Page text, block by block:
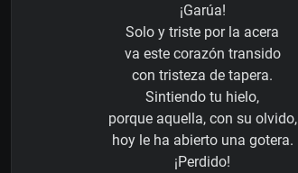
¡Garúa!
Solo y triste por la acera
va este corazón transido
con tristeza de tapera.
Sintiendo tu hielo,
porque aquella, con su olvido,
hoy le ha abierto una gotera.
¡Perdido!